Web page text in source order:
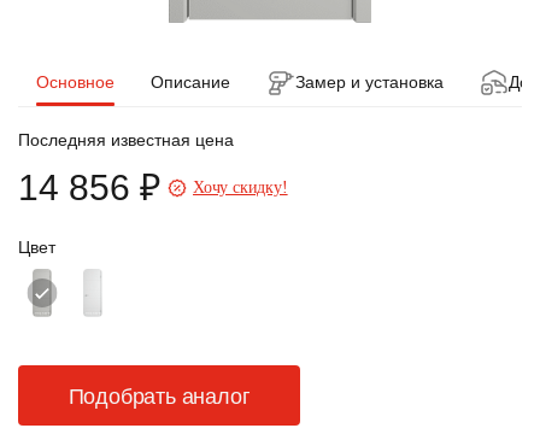
Основное Описание Замер и установка
Цвет
Последняя известная цена
14 856 ₽ Хочу скидку!
Подобрать аналог